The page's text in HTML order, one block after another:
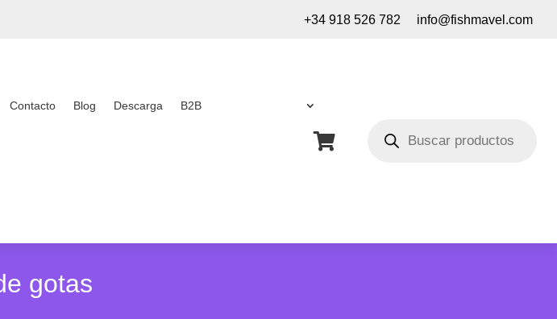
+34 918 526 782 info@fishmavel.com
Contacto Blog Descarga B2B

productos
gotas